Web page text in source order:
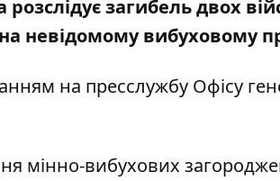
загибель двох
невідомому вибуховому
на пресслужбу Офісу
мінно-вибухових